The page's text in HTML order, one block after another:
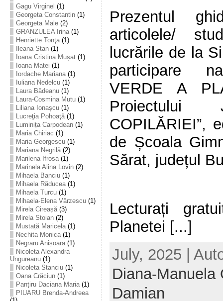
Gagu Virginel (1)
Georgeta Constantin(1)
Georgeta Male(2)
GRANZULEA Irina(1)
Henriette Tonţa(1)
Ileana Stan(1)
Ioana Cristina Mușat(1)
Ioana Matei (1)
Iordache Mariana(1)
Iuliana Nedelcu(1)
Laura Bădeanu(1)
Laura-Cosmina Mutu(1)
Liliana Ionașcu(1)
Lucreţia Pohoaţă(1)
Luminița Carpodean(1)
Maria Chiriac (1)
Maria Georgescu(1)
Mariana Negrilă(2)
Marilena Ifrosa(1)
Marinela Alina Lovin(2)
Mihaela Banciu(1)
Mihaela Răducea(1)
Mihaela Turcu(1)
Mihaela-Elena Vărzescu(1)
Mirela Cireașă(3)
Mirela Stoian(2)
Mustață Maricela(1)
Nechita Monica(1)
Negraru Anișoara(1)
Nicoleta Alexandra
Ungureanu(1)
Nicoleta Stanciu(1)
Oana Crăciun(1)
Panțiru Daciana Maria(1)
PIUARU Brenda-Andreea
Prezentul
articolele/
lucrările de la
participare
VERDE A
Proiectului
COPILĂRIEI”,
de Școala
Sărat, județul
Lecturați
Planetei [...]
July, 2025 |
Diana-Manuela
Damian